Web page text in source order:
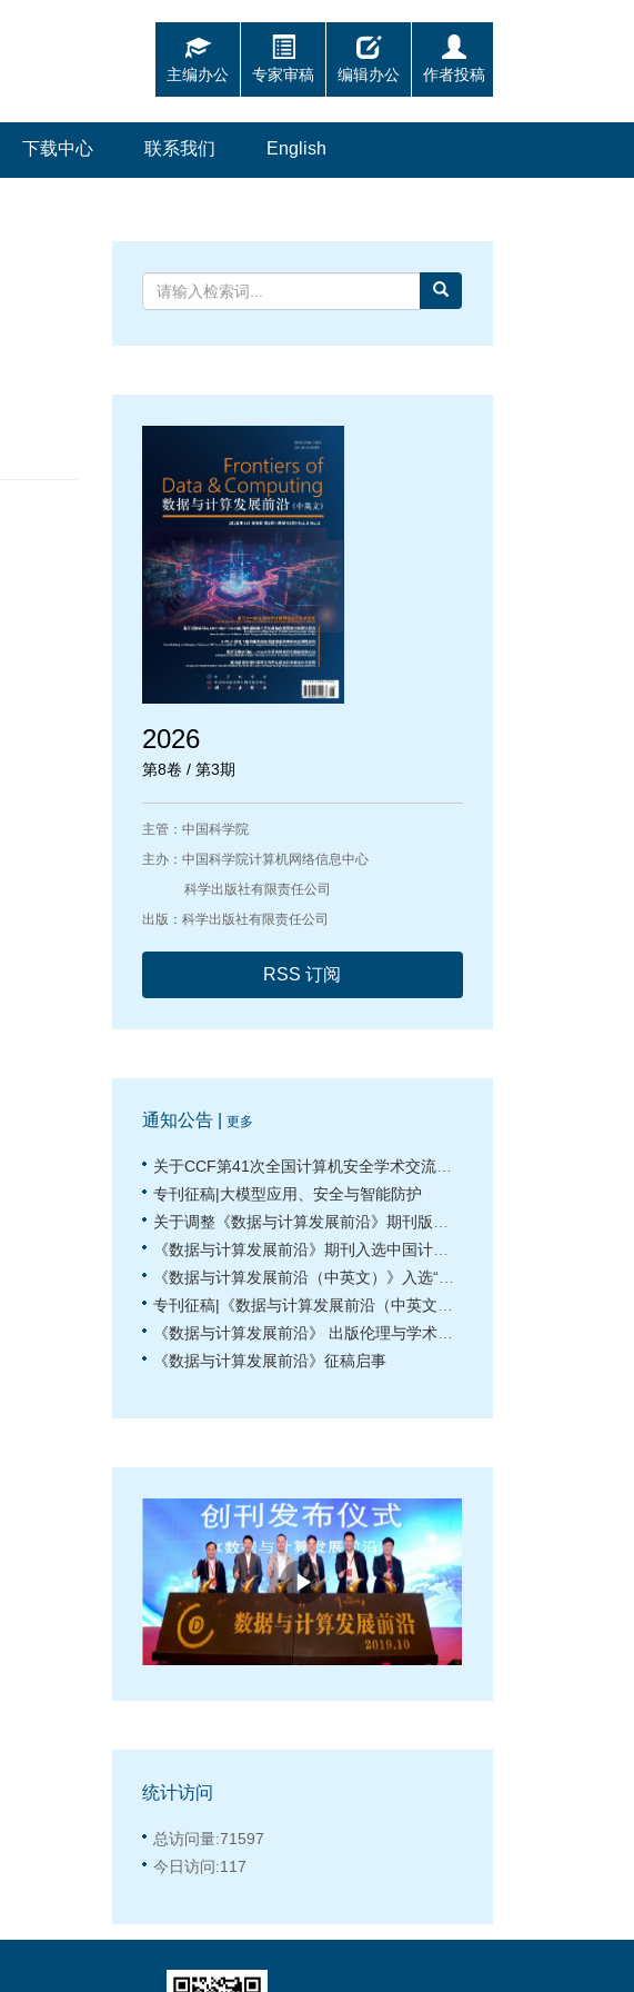
主编办公 专家审稿 编辑办公 作者投稿
下载中心 联系我们 English
2026
第8卷 / 第3期
主管：中国科学院
主办：中国科学院计算机网络信息中心
科学出版社有限责任公司
出版：科学出版社有限责任公司
RSS 订阅
通知公告 |更多
专刊征稿|大模型应用、安全与智能防护
《数据与计算发展前沿》征稿启事
统计访问
总访问量:71597
今日访问:117